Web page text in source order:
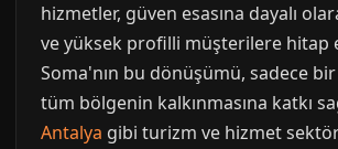
hizmetler, güven esasına dayalı
ve yüksek profilli müşterilere hitap
Soma'nın bu dönüşümü, sadece
tüm bölgenin kalkınmasına katkı
Antalya gibi turizm ve hizmet